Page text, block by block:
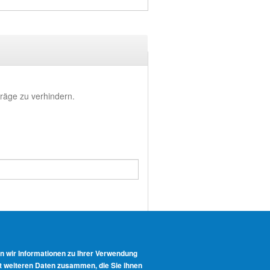
zu verhindern.
wir Informationen zu Ihrer Verwendung
Daten zusammen, die Sie ihnen